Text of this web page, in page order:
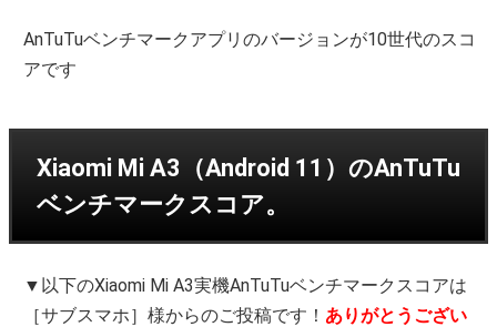
AnTuTuベンチマークアプリのバージョンが10世代のスコ
アです
Xiaomi Mi A3（Android 11）のAnTuTu
ベンチマークスコア。
▼以下のXiaomi Mi A3実機AnTuTuベンチマークスコアは
［サブスマホ］様からのご投稿です！ ありがとうござい